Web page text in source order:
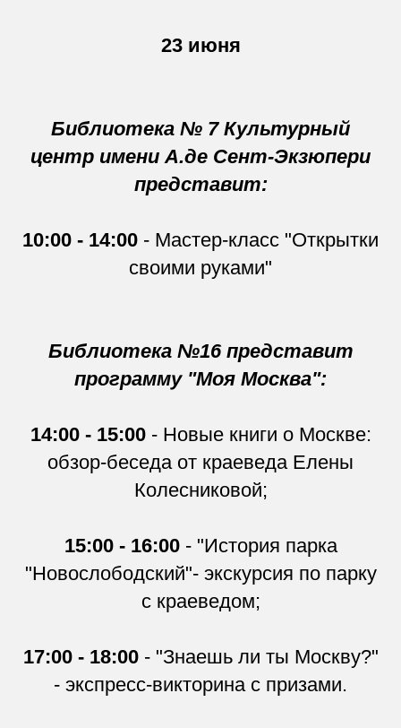
23 июня
Библиотека № 7 Культурный
центр имени А.де Сент-Экзюпери
представит:
10:00 - 14:00 - Мастер-класс "Открытки
своими руками"
Библиотека №16 представит
программу "Моя Москва":
14:00 - 15:00- Новые книги о Москве:
обзор-беседа от краеведа Елены
Колесниковой;
15:00 - 16:00- "История парка
"Новослободский"- экскурсия по парку
с краеведом;
17:00 - 18:00- "Знаешь ли ты Москву?"
- экспресс-викторина с призами.